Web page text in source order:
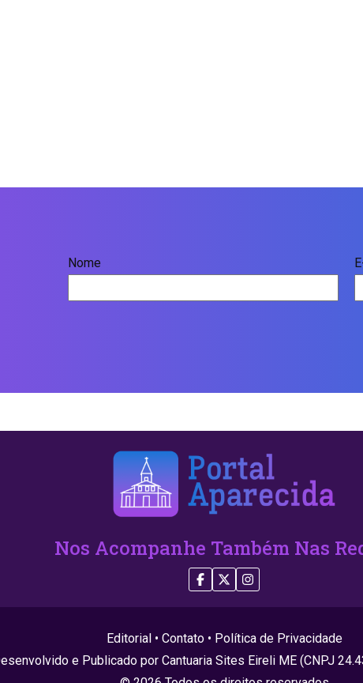
Nome
Nos Acompanhe Também Nas
Editorial• Contato• Política de Privacidade
e Publicado por Cantuaria Sites Eireli ME (CNPJ